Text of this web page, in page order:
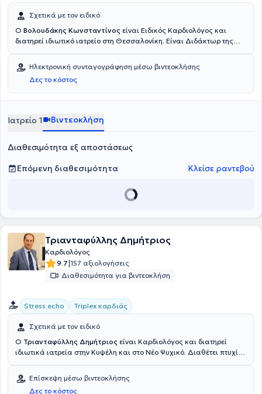
Σχετικά με τον ειδικό
Ο Βολουδάκης Κωνσταντίνος είναι Ειδικός Καρδιολόγος και
διατηρεί ιδιωτικό ιατρείο στη Θεσσαλονίκη. Είναι Διδάκτωρ της
πτυχιούχος της Ιατρικής Σχολής του Αριστοτελείου Πανεπιστημίου
Θεσσαλονίκης. Ειδικεύτηκε στην Καρδιολογία στο Γενικό
Νοσοκομείο Θεσσαλονίκης "Γ. Παπανικολάου" και μετεκπαιδεύτηκε
στην Εντατική Μονάδα του Peterborough District Hospital στο
Σουηδίας. Ο γιατρός διετέλεσε Επιμελητής για 20 έτη στο Γενικό
Νοσοκομείο Θεσσαλονίκης "Άγιος Παύλος" και Συντονιστής
Νοσοκομείου Χαλκιδικής. Στο ιδιωτικό του ιατρείο προσφέρει
Ηλεκτρονική συνταγογράφηση μέσω βιντεοκλήσης
Δες το κόστος
Ιατρείο 1 Βιντεοκλήση
Διαθεσιμότητα εξ αποστάσεως
Επόμενη διαθεσιμότητα
Κλείσε ραντεβού
Τριανταφύλλης Δημήτριος
Καρδιολόγος
9.7|157 αξιολογήσεις
Διαθεσιμότητα για βιντεοκλήση
Stress echo Triplex καρδιάς
Σχετικά με τον ειδικό
Ο Τριανταφύλλης Δημήτριος είναι Καρδιολόγος και διατηρεί
ιδιωτικά ιατρεία στην Κυψέλη και στο Νέο Ψυχικό. Διαθέτει πτυχίο
Υπερηχοκαρδιογραφία (stress echo, διοισοφάγειες μελέτες,
τρισδιάστατη απεικόνιση) από το Ιπποκράτειο Νοσοκομείο Αθηνών
Επίσκεψη μέσω βιντεοκλήσης
Δες το κόστος